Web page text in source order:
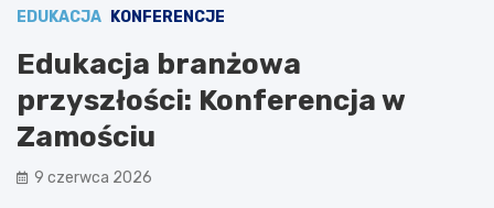
EDUKACJA KONFERENCJE
Edukacja branżowa
przyszłości: Konferencja w
Zamościu
9 czerwca 2026